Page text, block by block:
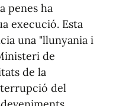
penes ha
execució. Esta
una "llunyania i
de
de la
del